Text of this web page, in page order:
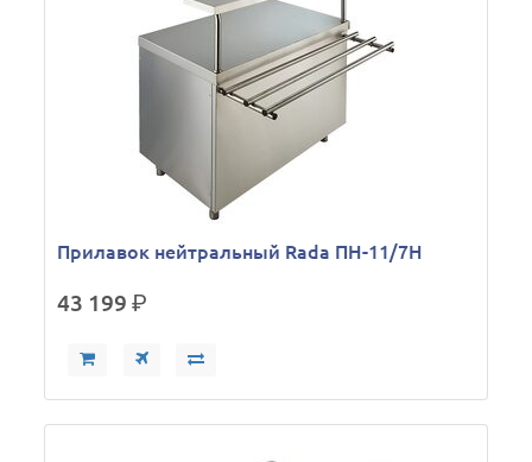
Прилавок нейтральный Rada ПН-11/7Н
43 199р.